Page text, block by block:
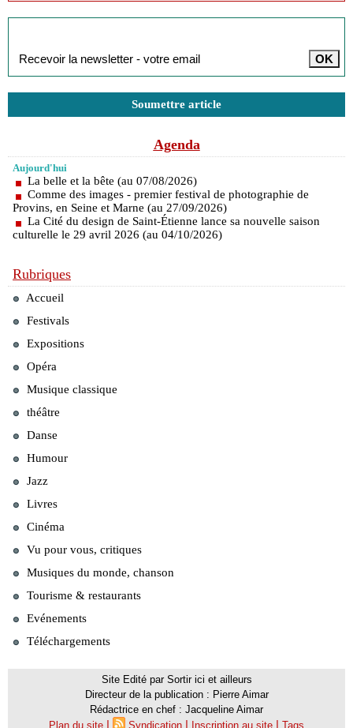
Soumettre article
Agenda
Aujourd'hui
La belle et la bête (au 07/08/2026)
Comme des images - premier festival de photographie de
Provins, en Seine et Marne (au 27/09/2026)
La Cité du design de Saint-Étienne lance sa nouvelle saison
culturelle le 29 avril 2026 (au 04/10/2026)
Rubriques
Accueil
Festivals
Expositions
Opéra
Musique classique
théâtre
Danse
Humour
Jazz
Livres
Cinéma
Vu pour vous, critiques
Musiques du monde, chanson
Tourisme & restaurants
Evénements
Téléchargements
Site Edité par Sortir ici et ailleurs
Directeur de la publication : Pierre Aimar
Rédactrice en chef : Jacqueline Aimar
Plan du site | Syndication | Inscription au site | Tags